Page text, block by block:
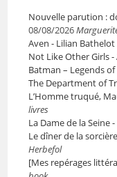
Nouvelle parution :
08/08/2026
Aven - Lilian Bathelot
Not Like Other Girls -
Batman – Legends
The Department of
L’Homme truqué,
livres
La Dame de la Seine
Le dîner de la
Herbefol
[Mes repérages